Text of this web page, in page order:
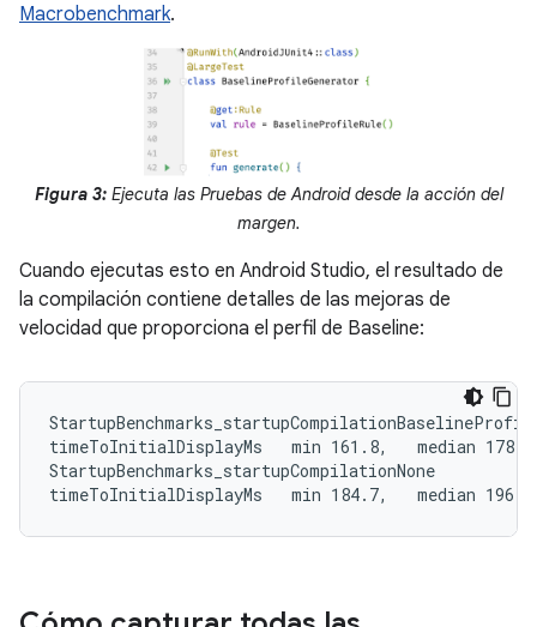
Macrobenchmark.
Figura 3:Ejecuta las Pruebas de Android desde la acción del
margen.
Cuando ejecutas esto en Android Studio, el resultado de
la compilación contiene detalles de las mejoras de
velocidad que proporciona el perfil de Baseline:
timeToInitialDisplayMs   min 161.8,   median
StartupBenchmarks_startupCompilationNone
timeToInitialDisplayMs   min 184.7,   median